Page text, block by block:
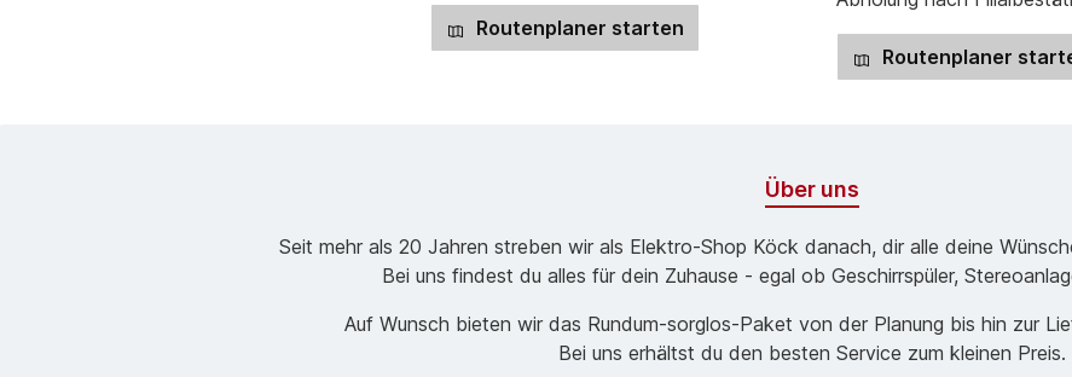
Routenplaner starten
Routenplaner
Über uns
Seit mehr als 20 Jahren streben wir als Elektro-Shop Köck danach, dir alle deine
Bei uns findest du alles für dein Zuhause - egal ob Geschirrspüler,
Auf Wunsch bieten wir das Rund­um-sorg­los-Pa­ket von der Planung bis hin zur
Bei uns erhältst du den besten Service zum kleinen Preis.